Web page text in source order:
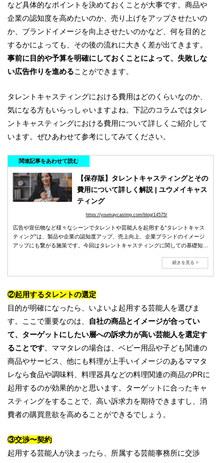
など具体的なポイントを決めておくことが大事です。商品や
企業の認知度を高めたいのか、売り上げをアップさせたいの
か、ブランドイメージを向上させたいのかなど、何を目的と
するかによっても、その後の流れに大きく差が出てきます。
事前に目的や予算を明確にしておくことによって、失敗しな
い広告作りを進めることができます。
タレントキャスティングにおける費用はどのくらいなのか、
気になる方もいらっしゃいますよね。下記のコラムではタレ
ントキャスティングにおける費用について詳しくご紹介して
います。ぜひあわせて参考にしてみてください。
関連記事をあわせて読む
【保存版】タレントキャスティングとその
費用について詳しく解説 | ユウメイキャス
ティング
https://youmaycasting.com/blog/14575/
広告や宣伝物など様々なシーンでタレントや芸能人を起用する“タレントキャス
ティング”は、製品や企業の認知度アップ、売上向上、企業ブランドのイメージ
アップにも繋がる施策です。今回はタレントキャスティングに関しての基礎知識
続きを見る >
②起用するタレントの選定
目的が明確になったら、いよいよ起用する芸能人を選びま
す。ここで重要なのは、
自社の商品とイメージが合ってい
て、ターゲットにしたい層への訴求力が高い芸能人を選定す
ることです。ママタレの場合は、ベビー用品や子ども関連の
商品やサービス、他にも料理が上手いイメージのあるママタ
レなら食品や調味料、料理器具などの料理関連の商品のPRに
起用するのが効果的かと思います。ターゲットに合ったキャ
スティングをすることで、高い訴求力を期待できますし、消
費者の購買意欲を高めることができるでしょう。
③交渉〜契約
起用する芸能人が決まったら、所属する芸能事務所に交渉